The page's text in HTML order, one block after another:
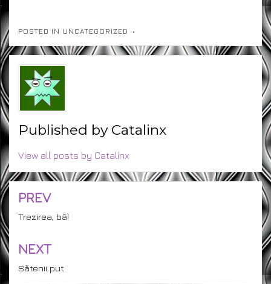
POSTED IN UNCATEGORIZED
Published by Catalinx
View all posts by Catalinx
Post
navigation
PREV
Trezirea, bă!
NEXT
Sătenii put